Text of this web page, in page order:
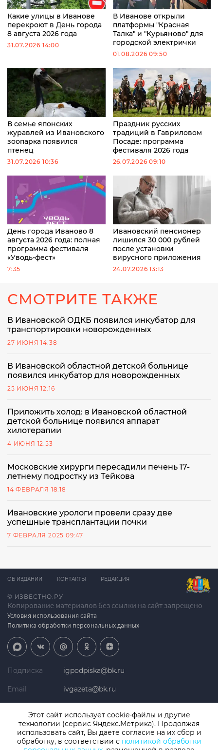
Какие улицы в Иванове
перекроют в День города
8 августа 2026 года
31.07.2026 14:00
В Иванове открыли
платформы "Красная
Талка" и "Курьяново" для
городской электрички
01.08.2026 09:50
В семье японских
журавлей из Ивановского
зоопарка появился
птенец
31.07.2026 10:36
Праздник русских
традиций в Гавриловом
Посаде: программа
фестиваля 2026 года
26.07.2026 09:10
День города Иваново 8
августа 2026 года: полная
программа фестиваля
«Уводь-фест»
7:35
Ивановский пенсионер
лишился 30 000 рублей
после установки
вирусного приложения
24.07.2026 13:13
СМОТРИТЕ ТАКЖЕ
В Ивановской ОДКБ появился инкубатор для
транспортировки новорожденных
27 ИЮНЯ 14:38
В Ивановской областной детской больнице
появился инкубатор для новорожденных
25 ИЮНЯ 12:16
Приложить холод: в Ивановской областной
детской больнице появился аппарат
хилотерапии
4 ИЮНЯ 12:53
Московские хирурги пересадили печень 17-
летнему подростку из Тейкова
14 ФЕВРАЛЯ 18:18
Ивановские урологи провели сразу две
успешные трансплантации почки
7 ФЕВРАЛЯ 2025 09:47
© ИЗВЕСТНО.РУ
Копирование материалов без ссылки на сайт запрещено
Условия использования сайта
Политика обработки персональных данных
ОБ ИЗДАНИИ КОНТАКТЫ РЕДАКЦИЯ
Подписка igpodpiska@bk.ru
Email ivgazeta@bk.ru
Телефон +7 (4932) 41-94-81
Этот сайт использует cookie-файлы и другие
технологии (сервис Яндекс.Метрика). Продолжая
использовать сайт, Вы даете согласие на их сбор и
обработку, в соответствии с политикой обработки